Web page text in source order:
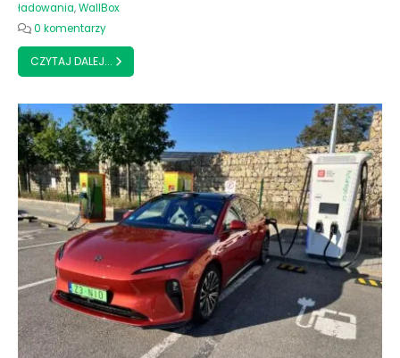
ładowania,WallBox
0 komentarzy
CZYTAJ DALEJ...